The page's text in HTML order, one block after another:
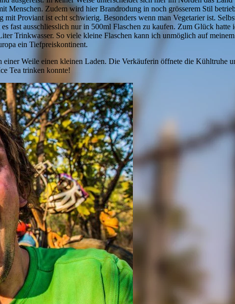
Menschen. Zudem wird hier Brandrodung in noch grösserem Stil
Proviant ist echt schwierig. Besonders wenn man Vegetarier ist.
fast ausschliesslich nur in 500ml Flaschen zu kaufen. Zum Glück
Trinkwasser. So viele kleine Flaschen kann ich unmöglich auf
ein Tiefpreiskontinent.
Weile einen kleinen Laden. Die Verkäuferin öffnete die Kühltruhe
Tea trinken konnte!